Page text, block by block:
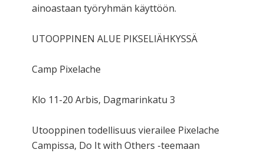
ainoastaan työryhmän käyttöön.
UTOOPPINEN ALUE PIKSELIÄHKYSSÄ
Camp Pixelache
Klo 11-20 Arbis, Dagmarinkatu 3
Utooppinen todellisuus vierailee Pixelache
Campissa, Do It with Others -teemaan